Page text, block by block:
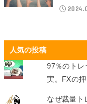
人気の投稿
97％のトレ
実。FXの
なぜ裁量ト